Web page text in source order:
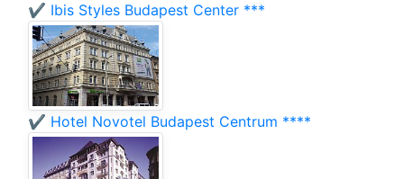
✔️ Ibis Styles Budapest Center ***
✔️ Hotel Novotel Budapest Centrum ****